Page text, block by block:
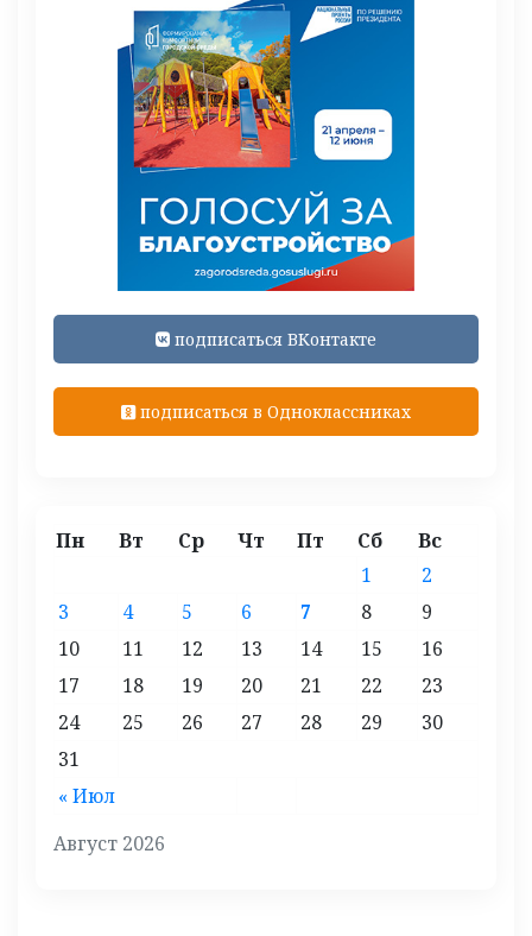
подписаться ВКонтакте
подписаться в Одноклассниках
Август 2026
Пн Вт Ср Чт Пт Сб Вс
« Июл
1
2
3
4 5 6 7 8
9
10
11 12 13 14 15
16
17
18 19 20 21 22
23
24
25 26 27 28 29
30
31